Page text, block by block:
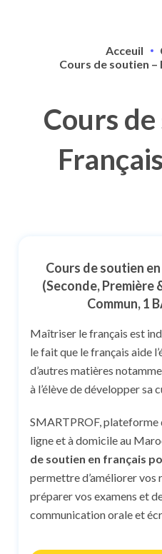
Acceuil
Cours de soutien –
Cours
Cours de soutien
(Seconde, Première
Commun, 1
Maîtriser le français est
le fait que le français aide
d’autres matières
à l’élève de développer sa
SMARTPROF, plateforme
ligne et à domicile au
de soutien en français
permettre d’améliorer vos
préparer vos examens et
communication orale et